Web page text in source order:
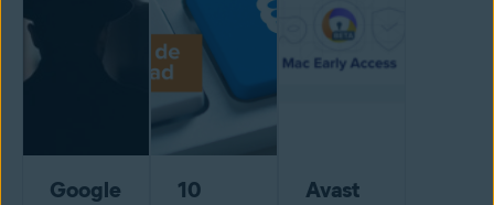
Google
10
Avast